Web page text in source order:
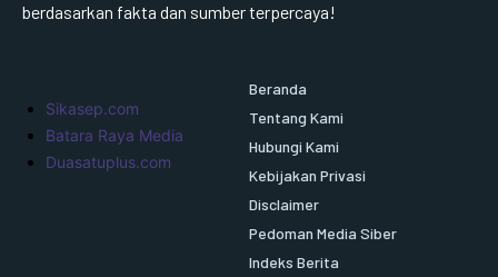
berdasarkan fakta dan sumber terpercaya!
Sikasep.com
Batara Raya Media
Duasatuplus.com
Beranda
Tentang Kami
Hubungi Kami
Kebijakan Privasi
Disclaimer
Pedoman Media Siber
Indeks Berita